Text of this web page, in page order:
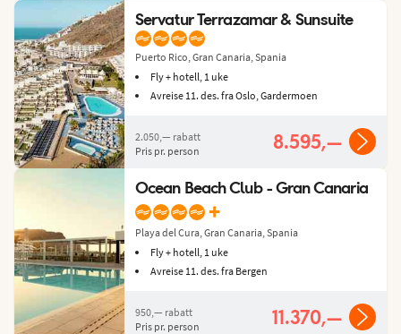
Servatur Terrazamar & Sunsuite
Puerto Rico, Gran Canaria, Spania
Fly + hotell, 1 uke
Avreise 11. des. fra Oslo, Gardermoen
2.050,— rabatt
Pris pr. person
8.595,—
Ocean Beach Club - Gran Canaria
+
Playa del Cura, Gran Canaria, Spania
Fly + hotell, 1 uke
Avreise 11. des. fra Bergen
950,— rabatt
Pris pr. person
11.370,—